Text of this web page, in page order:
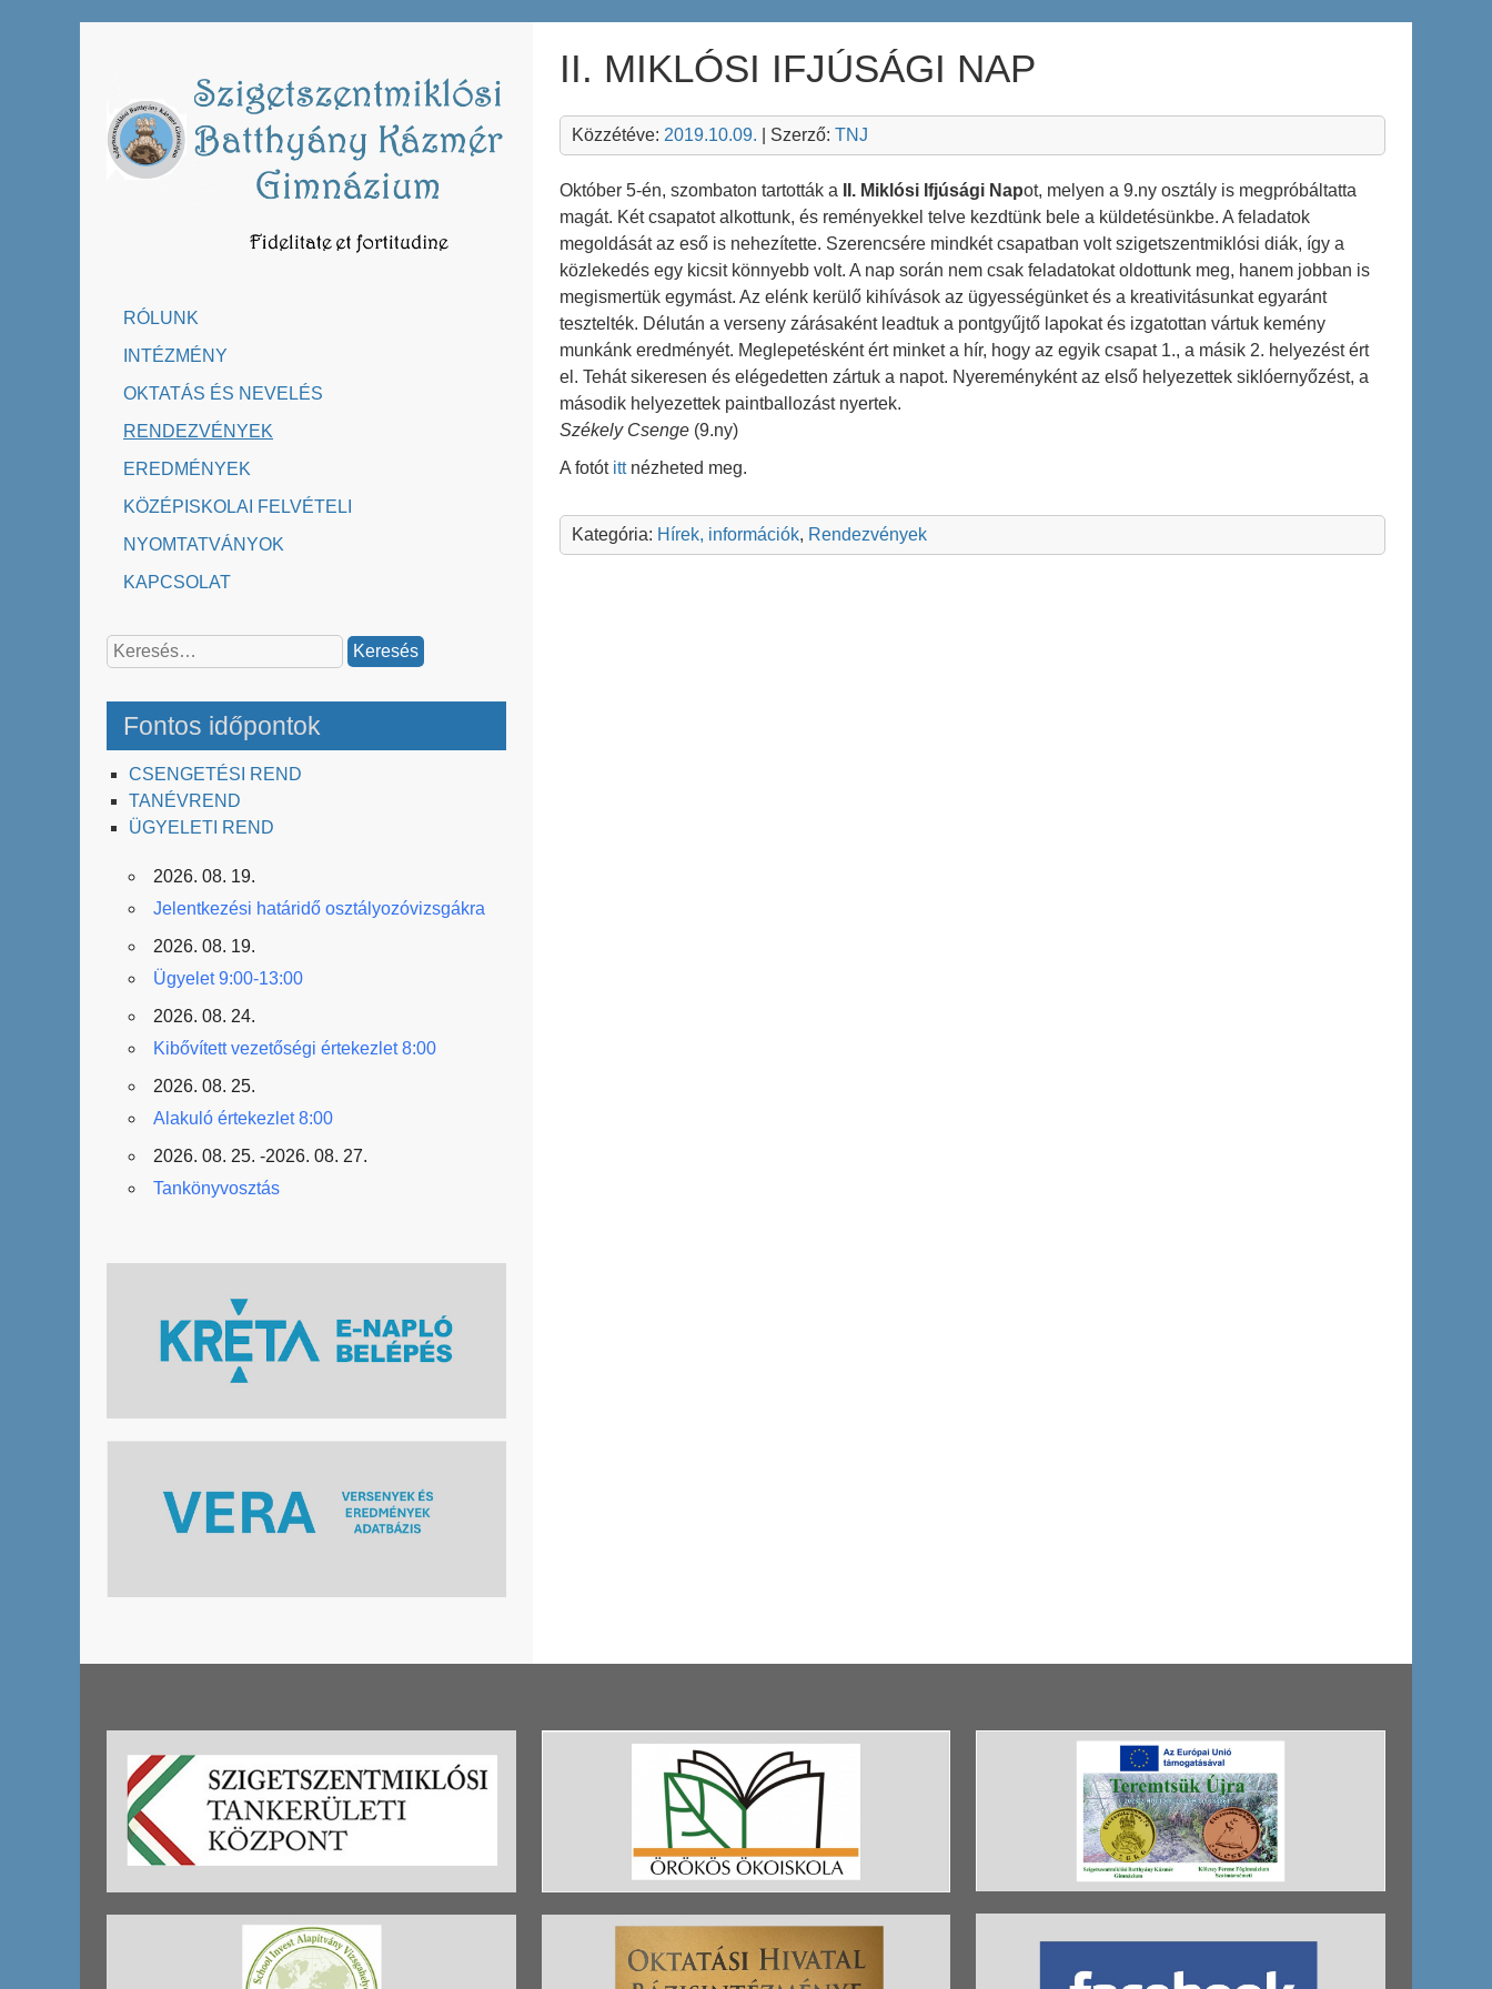
RÓLUNK
INTÉZMÉNY
OKTATÁS ÉS NEVELÉS
RENDEZVÉNYEK
EREDMÉNYEK
KÖZÉPISKOLAI FELVÉTELI
NYOMTATVÁNYOK
KAPCSOLAT
Keresés:
Fontos időpontok
CSENGETÉSI REND
TANÉVREND
ÜGYELETI REND
2026. 08. 19.
Jelentkezési határidő osztályozóvizsgákra
2026. 08. 19.
Ügyelet 9:00-13:00
2026. 08. 24.
Kibővített vezetőségi értekezlet 8:00
2026. 08. 25.
Alakuló értekezlet 8:00
2026. 08. 25. -2026. 08. 27.
Tankönyvosztás
II. MIKLÓSI IFJÚSÁGI NAP
Közzétéve: 2019.10.09. | Szerző: TNJ
Október 5-én, szombaton tartották a II. Miklósi Ifjúsági Napot, melyen a 9.ny osztály is megpróbáltatta
magát. Két csapatot alkottunk, és reményekkel telve kezdtünk bele a küldetésünkbe. A feladatok
megoldását az eső is nehezítette. Szerencsére mindkét csapatban volt szigetszentmiklósi diák, így a
közlekedés egy kicsit könnyebb volt. A nap során nem csak feladatokat oldottunk meg, hanem jobban is
megismertük egymást. Az elénk kerülő kihívások az ügyességünket és a kreativitásunkat egyaránt
tesztelték. Délután a verseny zárásaként leadtuk a pontgyűjtő lapokat és izgatottan vártuk kemény
munkánk eredményét. Meglepetésként ért minket a hír, hogy az egyik csapat 1., a másik 2. helyezést ért
el. Tehát sikeresen és elégedetten zártuk a napot. Nyereményként az első helyezettek siklóernyőzést, a
második helyezettek paintballozást nyertek.
Székely Csenge (9.ny)
A fotót ittnézheted meg.
Kategória: Hírek, információk, Rendezvények